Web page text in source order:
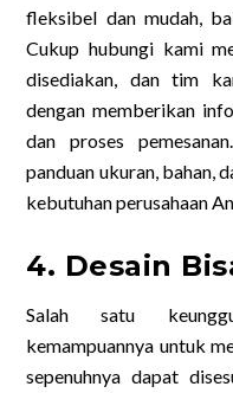
fleksibel dan mudah,
Cukup hubungi kami
disediakan, dan tim
dengan memberikan
dan proses
panduan ukuran, bahan,
kebutuhan perusahaan
4. Desain
Salah satu
kemampuannya untuk
sepenuhnya dapat